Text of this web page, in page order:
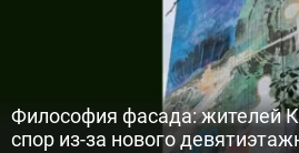
Философия фасада: жителей
спор из-за нового